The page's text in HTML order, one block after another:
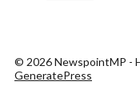
© 2026 NewspointMP -
GeneratePress